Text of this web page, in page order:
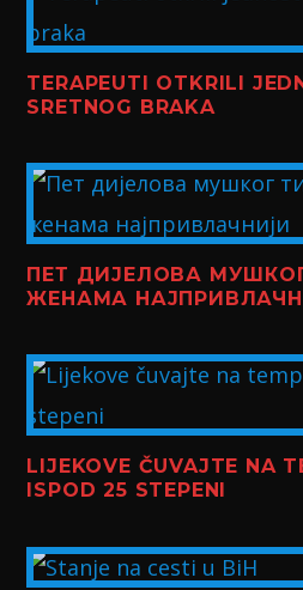
TERAPEUTI OTKRILI
SRETNOG BRAKA
ПЕТ ДИЈЕЛОВА
ЖЕНАМА
LIJEKOVE ČUVAJTE NA
ISPOD 25 STEPENI